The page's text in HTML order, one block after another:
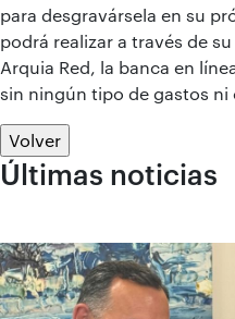
para desgravársela en su
podrá realizar a través de
Arquia Red, la banca en
sin ningún tipo de gastos ni
Volver
Últimas noticias